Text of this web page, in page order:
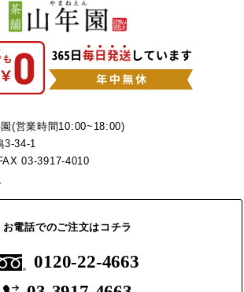
園(営業時間10:00~18:00)
3-34-1
03-3917-4010
お電話でのご注文はコチラ
0120-22-4663